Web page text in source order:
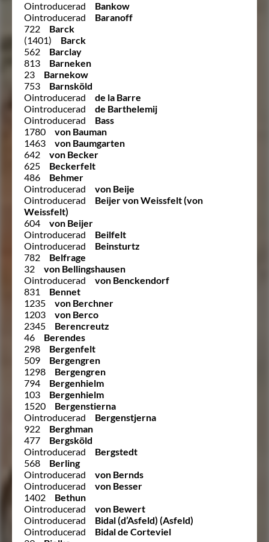
Ointroducerad
Bankow
Ointroducerad
Baranoff
722
Barck
(1401)
Barck
562
Barclay
813
Barneken
23
Barnekow
753
Barnsköld
Ointroducerad
de la Barre
Ointroducerad
de Barthelemij
Ointroducerad
Bass
1780
von Bauman
1463
von Baumgarten
642
von Becker
625
Beckerfelt
486
Behmer
Ointroducerad
von Beije
Ointroducerad
Beijer von Weissfelt (von
Weissfelt)
604
von Beijer
Ointroducerad
Beilfelt
Ointroducerad
Beinsturtz
782
Belfrage
32
von Bellingshausen
Ointroducerad
von Benckendorf
831
Bennet
1235
von Berchner
1203
von Berco
2345
Berencreutz
46
Berendes
298
Bergenfelt
509
Bergengren
1298
Bergengren
794
Bergenhielm
103
Bergenhielm
1520
Bergenstierna
Ointroducerad
Bergenstjerna
922
Berghman
477
Bergsköld
Ointroducerad
Bergstedt
568
Berling
Ointroducerad
von Bernds
Ointroducerad
von Besser
1402
Bethun
Ointroducerad
von Bewert
Ointroducerad
Bidal (d’Asfeld) (Asfeld)
Ointroducerad
Bidal de Corteviel